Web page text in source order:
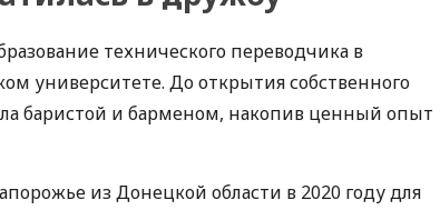
технического переводчика в
университете. До открытия собственного
баристой и барменом, накопив ценный опыт
из Донецкой области в 2020 году для